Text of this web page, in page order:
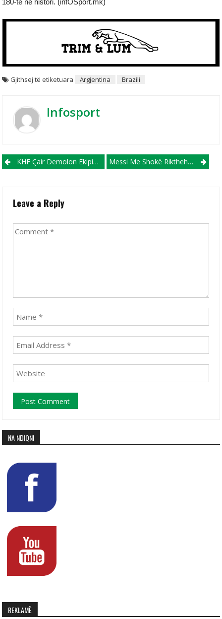
Gjithsej të etiketuara Argjentina Brazili
Infosport
Post navigation
KHF Çair Demolon Ekipin E Skopjes, Vazhdon Garën Për Kreun Messi Me Shokë Rikthehen Në Fushë, Ndeshja Megjithatë Do Të Luhet
Leave a Reply
NA NDIQNI
REKLAMË